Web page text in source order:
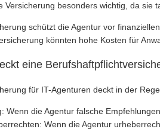
Versicherung besonders wichtig, da
schützt die Agentur vor
könnten hohe Kosten für
eine
für IT-Agenturen deckt in der
Wenn die Agentur falsche
Wenn die Agentur